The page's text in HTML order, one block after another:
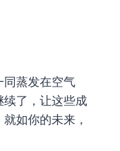
同蒸发在空气
续了，让这些成
如你的未来，